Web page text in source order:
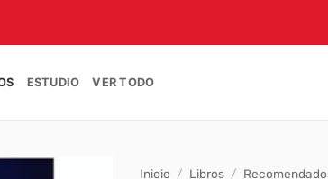
ESTUDIO VER TODO
Inicio / Libros /